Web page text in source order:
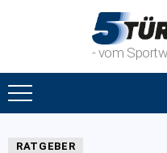
- vom
RATGEBER